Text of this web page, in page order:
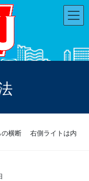
の横断 右側ライトは内